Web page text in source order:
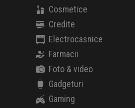
Cosmetice
Credite
Electrocasnice
Farmacii
Foto & video
Gadgeturi
Gaming